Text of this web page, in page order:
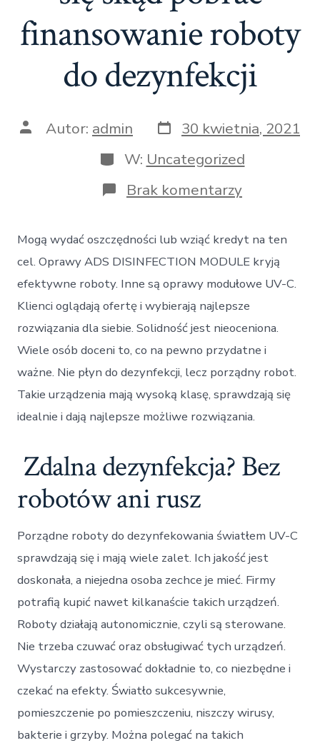
finansowanie roboty
do dezynfekcji
AutorAutor: admin Data
wpisu
30 kwietnia, 2021
Kategorie
W: Uncategorized
Brak komentarzydo
Klienci
się
skąd
pobrać
roboty
do
Mogą wydać oszczędności lub wziąć kredyt na ten
cel. Oprawy ADS DISINFECTION MODULE kryją
efektywne roboty. Inne są oprawy modułowe UV-C.
Klienci oglądają ofertę i wybierają najlepsze
rozwiązania dla siebie. Solidność jest nieoceniona.
Wiele osób doceni to, co na pewno przydatne i
ważne. Nie płyn do dezynfekcji, lecz porządny robot.
Takie urządzenia mają wysoką klasę, sprawdzają się
idealnie i dają najlepsze możliwe rozwiązania.
Zdalna dezynfekcja? Bez
robotów ani rusz
Porządne roboty do dezynfekowania światłem UV-C
sprawdzają się i mają wiele zalet. Ich jakość jest
doskonała, a niejedna osoba zechce je mieć. Firmy
potrafią kupić nawet kilkanaście takich urządzeń.
Roboty działają autonomicznie, czyli są sterowane.
Nie trzeba czuwać oraz obsługiwać tych urządzeń.
Wystarczy zastosować dokładnie to, co niezbędne i
czekać na efekty. Światło sukcesywnie,
pomieszczenie po pomieszczeniu, niszczy wirusy,
bakterie i grzyby. Można polegać na takich